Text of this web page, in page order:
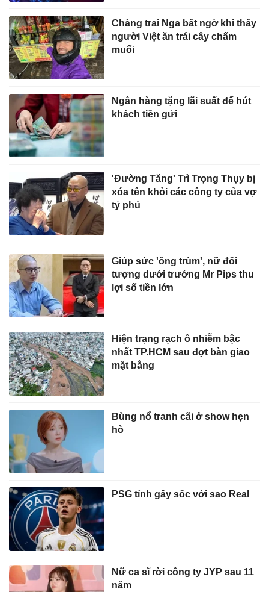
Chàng trai Nga bất ngờ khi thấy
người Việt ăn trái cây chấm
muối
Ngân hàng tặng lãi suất để hút
khách tiền gửi
'Đường Tăng' Trì Trọng Thụy bị
xóa tên khỏi các công ty của vợ
tỷ phú
Giúp sức 'ông trùm', nữ đối
tượng dưới trướng Mr Pips thu
lợi số tiền lớn
Hiện trạng rạch ô nhiễm bậc
nhất TP.HCM sau đợt bàn giao
mặt bằng
Bùng nổ tranh cãi ở show hẹn
hò
PSG tính gây sốc với sao Real
Nữ ca sĩ rời công ty JYP sau 11
năm